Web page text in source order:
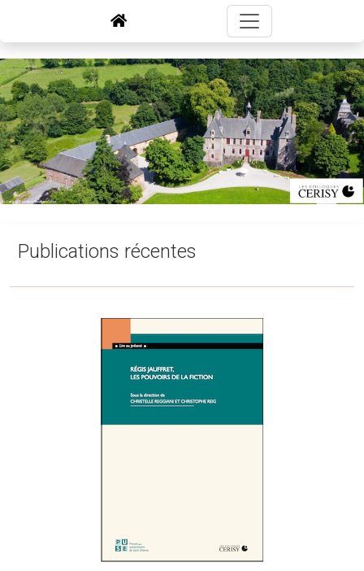
Publications récentes